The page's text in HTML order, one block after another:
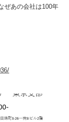
ぜあの会社は100年